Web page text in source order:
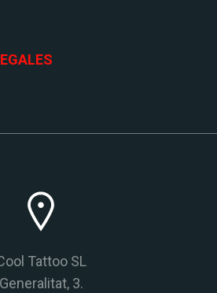
Tattoo SL
Generalitat, 3.